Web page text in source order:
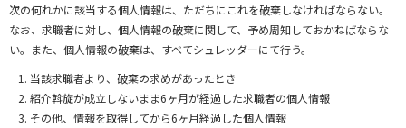
次の何れかに該当する個人情報は、ただちにこれを破棄しなければならない。
なお、求職者に対し、個人情報の破棄に関して、予め周知しておかねばならな
い。また、個人情報の破棄は、すべてシュレッダーにて行う。
当該求職者より、破棄の求めがあったとき
紹介斡旋が成立しないまま6ヶ月が経過した求職者の個人情報
その他、情報を取得してから6ヶ月経過した個人情報